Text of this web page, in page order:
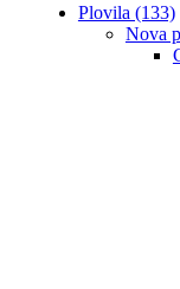
Plovila (133)
Nova